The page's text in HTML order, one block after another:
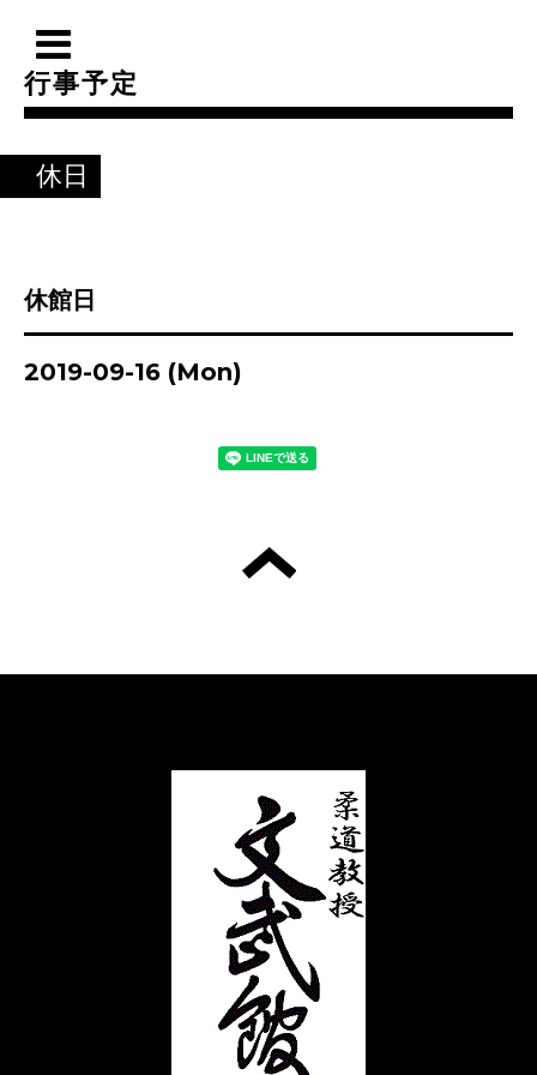
行事予定
休日
休館日
2019-09-16 (Mon)